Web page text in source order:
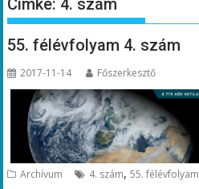
Címke: 4. szám
55. félévfolyam 4. szám
2017-11-14 Főszerkesztő
Archívum 4. szám,55. félévfolyam